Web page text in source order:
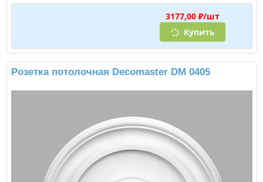
3177,00 ₽/шт
Купить
Розетка потолочная Decomaster DM 0405